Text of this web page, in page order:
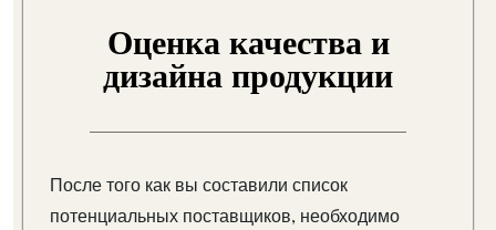
Оценка качества и
дизайна продукции
После того как вы составили список
потенциальных поставщиков, необходимо